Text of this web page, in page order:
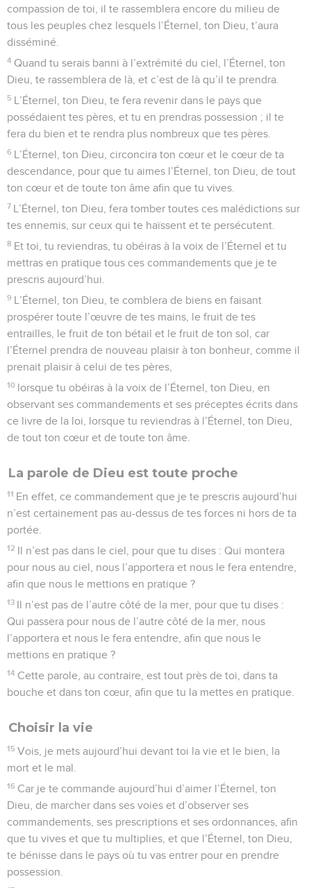
compassion de toi, il te rassemblera encore du milieu de
tous les peuples chez lesquels l’Éternel, ton Dieu, t’aura
disséminé.
4 Quand tu serais banni à l’extrémité du ciel, l’Éternel, ton
Dieu, te rassemblera de là, et c’est de là qu’il te prendra.
5 L’Éternel, ton Dieu, te fera revenir dans le pays que
possédaient tes pères, et tu en prendras possession ; il te
fera du bien et te rendra plus nombreux que tes pères.
6 L’Éternel, ton Dieu, circoncira ton cœur et le cœur de ta
descendance, pour que tu aimes l’Éternel, ton Dieu, de tout
ton cœur et de toute ton âme afin que tu vives.
7 L’Éternel, ton Dieu, fera tomber toutes ces malédictions sur
tes ennemis, sur ceux qui te haïssent et te persécutent.
8 Et toi, tu reviendras, tu obéiras à la voix de l’Éternel et tu
mettras en pratique tous ces commandements que je te
prescris aujourd’hui.
9 L’Éternel, ton Dieu, te comblera de biens en faisant
prospérer toute l’œuvre de tes mains, le fruit de tes
entrailles, le fruit de ton bétail et le fruit de ton sol, car
l’Éternel prendra de nouveau plaisir à ton bonheur, comme il
prenait plaisir à celui de tes pères,
10 lorsque tu obéiras à la voix de l’Éternel, ton Dieu, en
observant ses commandements et ses préceptes écrits dans
ce livre de la loi, lorsque tu reviendras à l’Éternel, ton Dieu,
de tout ton cœur et de toute ton âme.
La parole de Dieu est toute proche
11 En effet, ce commandement que je te prescris aujourd’hui
n’est certainement pas au-dessus de tes forces ni hors de ta
portée.
12 Il n’est pas dans le ciel, pour que tu dises : Qui montera
pour nous au ciel, nous l’apportera et nous le fera entendre,
afin que nous le mettions en pratique ?
13 Il n’est pas de l’autre côté de la mer, pour que tu dises :
Qui passera pour nous de l’autre côté de la mer, nous
l’apportera et nous le fera entendre, afin que nous le
mettions en pratique ?
14 Cette parole, au contraire, est tout près de toi, dans ta
bouche et dans ton cœur, afin que tu la mettes en pratique.
Choisir la vie
15 Vois, je mets aujourd’hui devant toi la vie et le bien, la
mort et le mal.
16 Car je te commande aujourd’hui d’aimer l’Éternel, ton
Dieu, de marcher dans ses voies et d’observer ses
commandements, ses prescriptions et ses ordonnances, afin
que tu vives et que tu multiplies, et que l’Éternel, ton Dieu,
te bénisse dans le pays où tu vas entrer pour en prendre
possession.